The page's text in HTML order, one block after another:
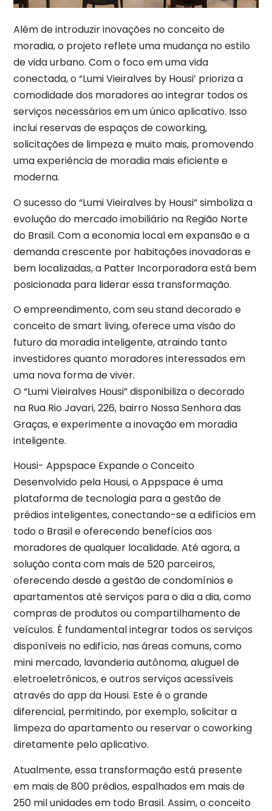
Além de introduzir inovações no conceito de
moradia, o projeto reflete uma mudança no estilo
de vida urbano. Com o foco em uma vida
conectada, o “Lumi Vieiralves by Housi’ prioriza a
comodidade dos moradores ao integrar todos os
serviços necessários em um único aplicativo. Isso
inclui reservas de espaços de coworking,
solicitações de limpeza e muito mais, promovendo
uma experiência de moradia mais eficiente e
moderna.
O sucesso do “Lumi Vieiralves by Housi” simboliza a
evolução do mercado imobiliário na Região Norte
do Brasil. Com a economia local em expansão e a
demanda crescente por habitações inovadoras e
bem localizadas, a Patter Incorporadora está bem
posicionada para liderar essa transformação.
O empreendimento, com seu stand decorado e
conceito de smart living, oferece uma visão do
futuro da moradia inteligente, atraindo tanto
investidores quanto moradores interessados em
uma nova forma de viver.
O “Lumi Vieiralves Housi” disponibiliza o decorado
na Rua Rio Javari, 226, bairro Nossa Senhora das
Graças, e experimente a inovação em moradia
inteligente.
Housi- Appspace Expande o Conceito
Desenvolvido pela Housi, o Appspace é uma
plataforma de tecnologia para a gestão de
prédios inteligentes, conectando-se a edifícios em
todo o Brasil e oferecendo benefícios aos
moradores de qualquer localidade. Até agora, a
solução conta com mais de 520 parceiros,
oferecendo desde a gestão de condomínios e
apartamentos até serviços para o dia a dia, como
compras de produtos ou compartilhamento de
veículos. É fundamental integrar todos os serviços
disponíveis no edifício, nas áreas comuns, como
mini mercado, lavanderia autônoma, aluguel de
eletroeletrônicos, e outros serviços acessíveis
através do app da Housi. Este é o grande
diferencial, permitindo, por exemplo, solicitar a
limpeza do apartamento ou reservar o coworking
diretamente pelo aplicativo.
Atualmente, essa transformação está presente
em mais de 800 prédios, espalhados em mais de
250 mil unidades em todo Brasil. Assim, o conceito